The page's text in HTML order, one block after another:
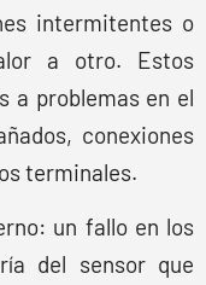
intermitentes o
a otro. Estos
a problemas en el
conexiones
terminales.
un fallo en los
del sensor que